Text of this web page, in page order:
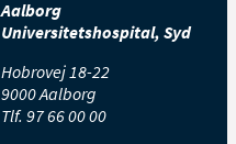
Aalborg
Universitetshospital, Syd
Hobrovej 18-22
9000 Aalborg
Tlf. 97 66 00 00